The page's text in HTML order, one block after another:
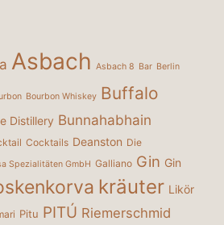
Asbach Asbach 8 Bar Berlin
Bourbon Whiskey Buffalo
Distillery Bunnahabhain
Cocktails Deanston Die
Spezialitäten GmbH Galliano Gin Gin
kräuter Likör
Pitu PITÚ Riemerschmid